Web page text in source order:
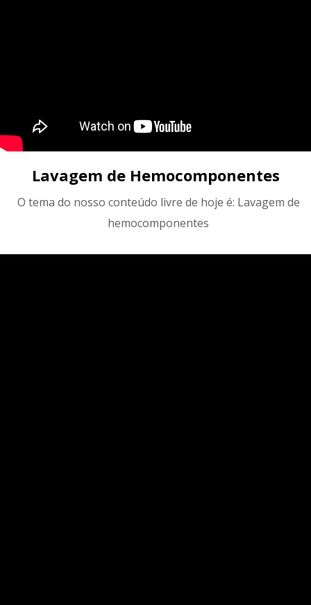
Lavagem de Hemocomponentes
O tema do nosso conteúdo livre de hoje é: Lavagem de
hemocomponentes